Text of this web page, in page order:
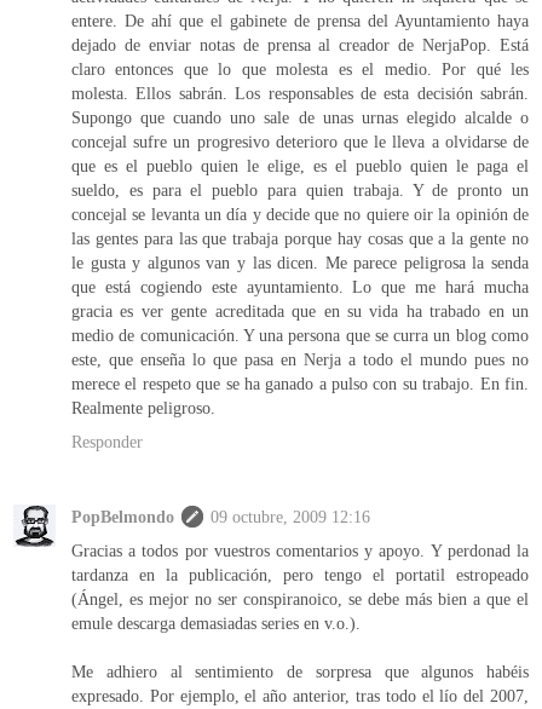
entere. De ahí que el gabinete de prensa del Ayuntamiento haya
dejado de enviar notas de prensa al creador de NerjaPop. Está
claro entonces que lo que molesta es el medio. Por qué les
molesta. Ellos sabrán. Los responsables de esta decisión sabrán.
Supongo que cuando uno sale de unas urnas elegido alcalde o
concejal sufre un progresivo deterioro que le lleva a olvidarse de
que es el pueblo quien le elige, es el pueblo quien le paga el
sueldo, es para el pueblo para quien trabaja. Y de pronto un
concejal se levanta un día y decide que no quiere oir la opinión de
las gentes para las que trabaja porque hay cosas que a la gente no
le gusta y algunos van y las dicen. Me parece peligrosa la senda
que está cogiendo este ayuntamiento. Lo que me hará mucha
gracia es ver gente acreditada que en su vida ha trabado en un
medio de comunicación. Y una persona que se curra un blog como
este, que enseña lo que pasa en Nerja a todo el mundo pues no
merece el respeto que se ha ganado a pulso con su trabajo. En fin.
Realmente peligroso.
Responder
PopBelmondo
09 octubre, 2009 12:16
Gracias a todos por vuestros comentarios y apoyo. Y perdonad la
tardanza en la publicación, pero tengo el portatil estropeado
(Ángel, es mejor no ser conspiranoico, se debe más bien a que el
emule descarga demasiadas series en v.o.).
Me adhiero al sentimiento de sorpresa que algunos habéis
expresado. Por ejemplo, el año anterior, tras todo el lío del 2007,